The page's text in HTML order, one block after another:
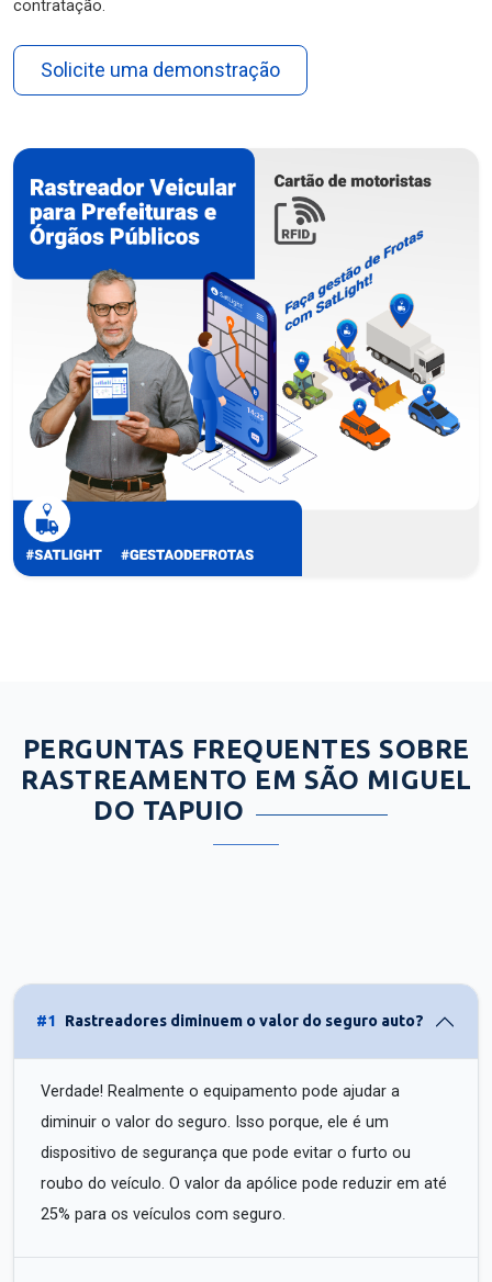
contratação.
Solicite uma demonstração
PERGUNTAS FREQUENTES SOBRE
RASTREAMENTO EM SÃO MIGUEL
DO TAPUIO
#1 Rastreadores diminuem o valor do seguro auto?
Verdade! Realmente o equipamento pode ajudar a
diminuir o valor do seguro. Isso porque, ele é um
dispositivo de segurança que pode evitar o furto ou
roubo do veículo. O valor da apólice pode reduzir em até
25% para os veículos com seguro.